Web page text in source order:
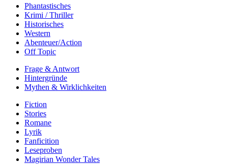
Phantastisches
Krimi / Thriller
Historisches
Western
Abenteuer/Action
Off Topic
Frage & Antwort
Hintergründe
Mythen & Wirklichkeiten
Fiction
Stories
Romane
Lyrik
Fanficition
Leseproben
Magirian Wonder Tales